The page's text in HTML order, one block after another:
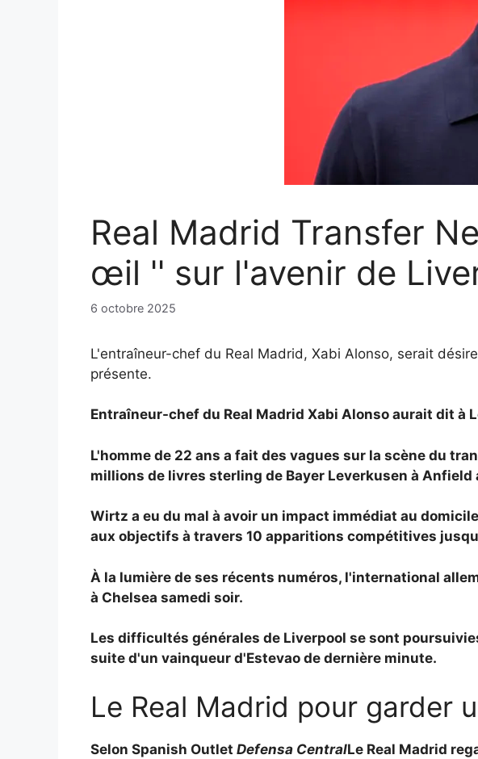
Real Madrid Transfer
œil '' sur l'avenir de
6 octobre 2025
L'entraîneur-chef du Real Madrid, Xabi Alonso, serait
présente.
Entraîneur-chef du Real Madrid Xabi Alonso aurait dit à
L'homme de 22 ans a fait des vagues sur la scène du
millions de livres sterling de Bayer Leverkusen à
Wirtz a eu du mal à avoir un impact immédiat au
aux objectifs à travers 10 apparitions compétitives
À la lumière de ses récents numéros, l'international
à Chelsea samedi soir.
Les difficultés générales de Liverpool se sont
suite d'un vainqueur d'Estevao de dernière minute.
Le Real Madrid pour garder
Selon Spanish Outlet Defensa CentralLe Real Madrid